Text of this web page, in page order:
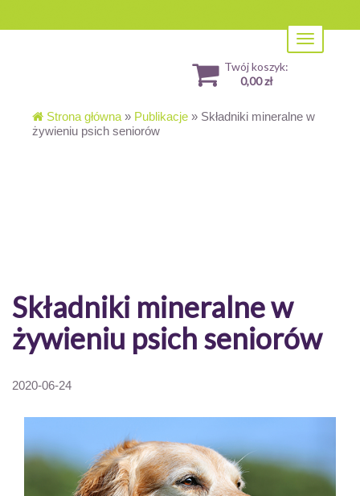
Toggle
navigation
Twój koszyk:
0,00 zł
Strona główna » Publikacje » Składniki mineralne w
żywieniu psich seniorów
Składniki mineralne w
żywieniu psich seniorów
2020-06-24